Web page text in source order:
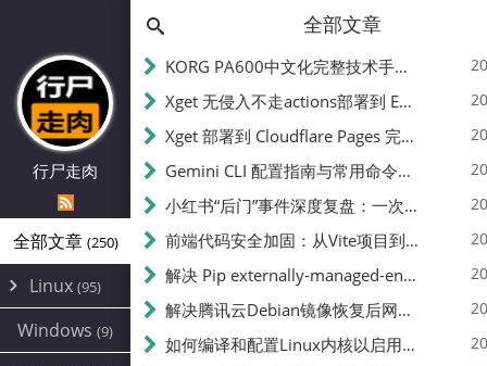
行尸走肉
全部文章 (250)
Linux (95)
Alpine
CentOS(17)
Windows (9)
全部文章
KORG PA600中文化完整技术手册 - 从逆向到实现的全流程指南
Xget 无侵入不走actions部署到 EdgeOne Pages 指南
Xget 部署到 Cloudflare Pages 完整指南 - 无需修改源码的构建配置
Gemini CLI 配置指南与常用命令中文翻译 | API Key、MCP、代理设置
小红书“后门”事件深度复盘：一次沉默危机下的品牌、技术与流程三重考验
前端代码安全加固：从Vite项目到纯静态页面的深度混淆技术备忘
解决 Pip externally-managed-environment 错误：临时与永久绕过方案
解决腾讯云Debian镜像恢复后网络不通问题
如何编译和配置Linux内核以启用BBR2 | 内核编译教程